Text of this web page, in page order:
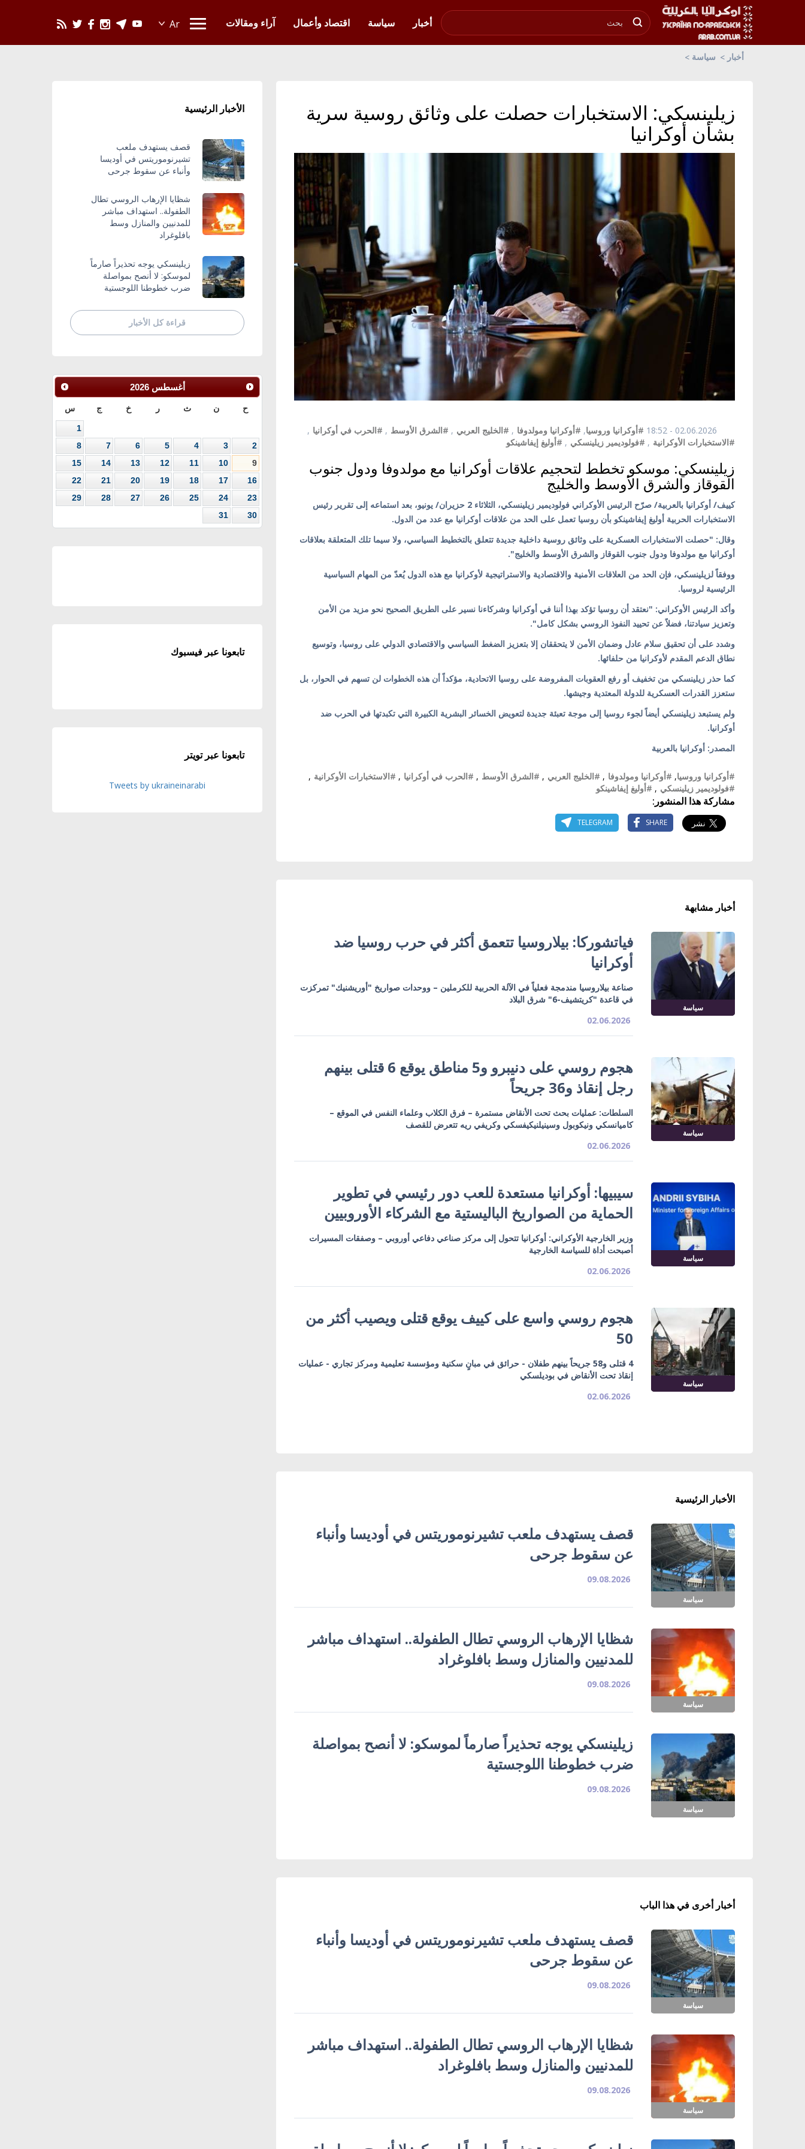
أخبار
سياسة اقتصاد وأعمال آراء ومقالات
أخبار سياسة
زيلينسكي: الاستخبارات حصلت على وثائق روسية سرية
بشأن أوكرانيا
02.06.2026 - 18:52 #أوكرانيا وروسيا, #أوكرانيا ومولدوفا , #الخليج العربي , #الشرق الأوسط , #الحرب في أوكرانيا ,
#الاستخبارات الأوكرانية , #فولوديمير زيلينسكي , #أوليغ إيفاشينكو
زيلينسكي: موسكو تخطط لتحجيم علاقات أوكرانيا مع مولدوفا ودول جنوب
القوقاز والشرق الأوسط والخليج
كييف/ أوكرانيا بالعربية/ صرّح الرئيس الأوكراني فولوديمير زيلينسكي، الثلاثاء 2 حزيران/ يونيو، بعد استماعه إلى تقرير رئيس
الاستخبارات الحربية أوليغ إيفاشينكو بأن روسيا تعمل على الحد من علاقات أوكرانيا مع عدد من الدول.
وقال: "حصلت الاستخبارات العسكرية على وثائق روسية داخلية جديدة تتعلق بالتخطيط السياسي، ولا سيما تلك المتعلقة بعلاقات
أوكرانيا مع مولدوفا ودول جنوب القوقاز والشرق الأوسط والخليج".
ووفقاً لزيلينسكي، فإن الحد من العلاقات الأمنية والاقتصادية والاستراتيجية لأوكرانيا مع هذه الدول يُعدّ من المهام السياسية
الرئيسية لروسيا.
وأكد الرئيس الأوكراني: "نعتقد أن روسيا تؤكد بهذا أننا في أوكرانيا وشركاءنا نسير على الطريق الصحيح نحو مزيد من الأمن
وتعزيز سيادتنا، فضلاً عن تحييد النفوذ الروسي بشكل كامل".
وشدد على أن تحقيق سلام عادل وضمان الأمن لا يتحققان إلا بتعزيز الضغط السياسي والاقتصادي الدولي على روسيا، وتوسيع
نطاق الدعم المقدم لأوكرانيا من حلفائها.
كما حذر زيلينسكي من تخفيف أو رفع العقوبات المفروضة على روسيا الاتحادية، مؤكداً أن هذه الخطوات لن تسهم في الحوار، بل
ستعزز القدرات العسكرية للدولة المعتدية وجيشها.
ولم يستبعد زيلينسكي أيضاً لجوء روسيا إلى موجة تعبئة جديدة لتعويض الخسائر البشرية الكبيرة التي تكبدتها في الحرب ضد
أوكرانيا.
المصدر: أوكرانيا بالعربية
#أوكرانيا وروسيا, #أوكرانيا ومولدوفا , #الخليج العربي , #الشرق الأوسط , #الحرب في أوكرانيا , #الاستخبارات الأوكرانية ,
#فولوديمير زيلينسكي , #أوليغ إيفاشينكو
مشاركة هذا المنشور:
SHARE
TELEGRAM
أخبار مشابهة
سياسة
فياتشوركا: بيلاروسيا تتعمق أكثر في حرب روسيا ضد
أوكرانيا
صناعة بيلاروسيا مندمجة فعلياً في الآلة الحربية للكرملين – ووحدات صواريخ "أوريشنيك" تمركزت
في قاعدة "كريتشيف-6" شرق البلاد
02.06.2026
سياسة
هجوم روسي على دنيبرو و5 مناطق يوقع 6 قتلى بينهم
رجل إنقاذ و36 جريحاً
السلطات: عمليات بحث تحت الأنقاض مستمرة – فرق الكلاب وعلماء النفس في الموقع –
كاميانسكي ونيكوبول وسينيلنيكيفسكي وكريفي ريه تتعرض للقصف
02.06.2026
سياسة
سيبيها: أوكرانيا مستعدة للعب دور رئيسي في تطوير
الحماية من الصواريخ الباليستية مع الشركاء الأوروبيين
وزير الخارجية الأوكراني: أوكرانيا تتحول إلى مركز صناعي دفاعي أوروبي – وصفقات المسيرات
أصبحت أداة للسياسة الخارجية
02.06.2026
سياسة
هجوم روسي واسع على كييف يوقع قتلى ويصيب أكثر من
50
4 قتلى و58 جريحاً بينهم طفلان - حرائق في مبانٍ سكنية ومؤسسة تعليمية ومركز تجاري - عمليات
إنقاذ تحت الأنقاض في بوديلسكي
02.06.2026
الأخبار الرئيسية
سياسة
قصف يستهدف ملعب تشيرنوموريتس في أوديسا وأنباء
عن سقوط جرحى
09.08.2026
سياسة
شظايا الإرهاب الروسي تطال الطفولة.. استهداف مباشر
للمدنيين والمنازل وسط بافلوغراد
09.08.2026
سياسة
زيلينسكي يوجه تحذيراً صارماً لموسكو: لا أنصح بمواصلة
ضرب خطوطنا اللوجستية
09.08.2026
أخبار أخرى في هذا الباب
سياسة
قصف يستهدف ملعب تشيرنوموريتس في أوديسا وأنباء
عن سقوط جرحى
09.08.2026
سياسة
شظايا الإرهاب الروسي تطال الطفولة.. استهداف مباشر
للمدنيين والمنازل وسط بافلوغراد
09.08.2026
الأخبار الرئيسية
قصف يستهدف ملعب
تشيرنوموريتس في أوديسا
وأنباء عن سقوط جرحى
شظايا الإرهاب الروسي تطال
الطفولة.. استهداف مباشر
للمدنيين والمنازل وسط
بافلوغراد
زيلينسكي يوجه تحذيراً صارماً
لموسكو: لا أنصح بمواصلة
ضرب خطوطنا اللوجستية
قراءة كل الأخبار
أغسطس 2026
ح ن ث ر خ ج س
1
2
3
4
5
6
7
8
9
10
11
12
13
14
15
16
17
18
19
20
21
22
23
24
25
26
27
28
29
30
31
تابعونا عبر فيسبوك
تابعونا عبر تويتر
Tweets by ukraineinarabi